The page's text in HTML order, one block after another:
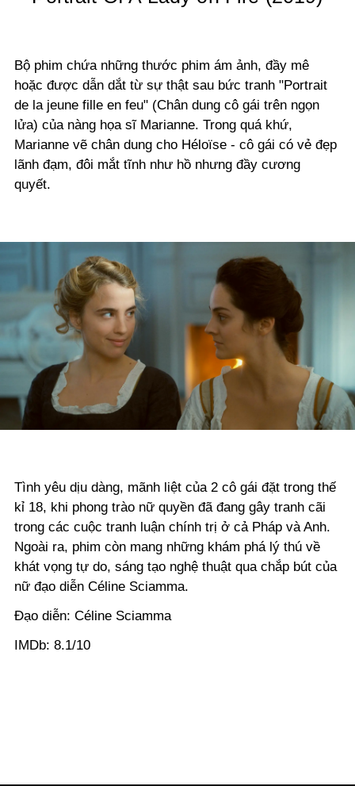
Bộ phim chứa những thước phim ám ảnh, đầy mê
hoặc được dẫn dắt từ sự thật sau bức tranh "Portrait
de la jeune fille en feu" (Chân dung cô gái trên ngọn
lửa) của nàng họa sĩ Marianne. Trong quá khứ,
Marianne vẽ chân dung cho Héloïse - cô gái có vẻ đẹp
lãnh đạm, đôi mắt tĩnh như hồ nhưng đầy cương
quyết.
Tình yêu dịu dàng, mãnh liệt của 2 cô gái đặt trong thế
kỉ 18, khi phong trào nữ quyền đã đang gây tranh cãi
trong các cuộc tranh luận chính trị ở cả Pháp và Anh.
Ngoài ra, phim còn mang những khám phá lý thú về
khát vọng tự do, sáng tạo nghệ thuật qua chắp bút của
nữ đạo diễn Céline Sciamma.
Đạo diễn: Céline Sciamma
IMDb: 8.1/10